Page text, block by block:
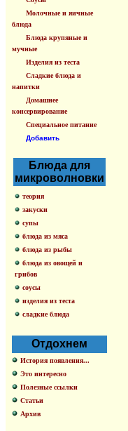
Молочные и яичные
блюда
Блюда крупяные и
мучные
Изделия из теста
Сладкие блюда и
напитки
Домашнее
консервирование
Специальное питание
Добавить
Блюда для
микроволновки
теория
закуски
супы
блюда из мяса
блюда из рыбы
блюда из овощей и
грибов
соусы
изделия из теста
сладкие блюда
Отдохнем
История появления...
Это интересно
Полезные ссылки
Статьи
Архив